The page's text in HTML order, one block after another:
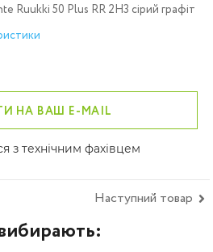
Ruukki 50 Plus RR 2H3 сірий графіт
НА ВАШ E-MAIL
з технічним фахівцем
Наступний товар